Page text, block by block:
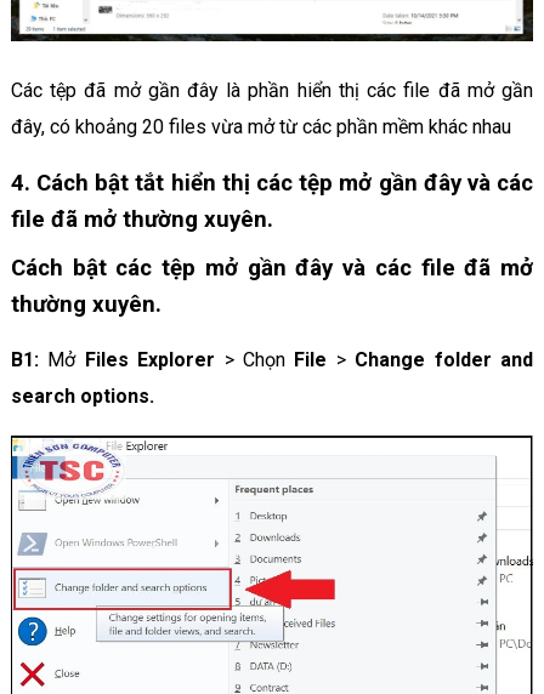
Các tệp đã mở gần đây là phần hiển thị các file đã mở gần
đây, có khoảng 20 files vừa mở từ các phần mềm khác nhau
4. Cách bật tắt hiển thị các tệp mở gần đây và các
file đã mở thường xuyên.
Cách bật các tệp mở gần đây và các file đã mở
thường xuyên.
B1:Mở Files Explorer > Chọn File > Change folder and
search options.